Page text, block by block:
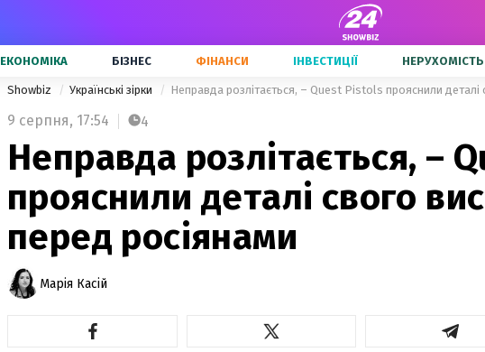
ЕКОНОМІКА БІЗНЕС ФІНАНСИ ІНВЕСТИЦІЇ НЕРУХОМІСТЬ
Showbiz Українські зірки Неправда розлітається, – Quest Pistols прояснили деталі
9 серпня, 17:54 4
Неправда розлітається, –
прояснили деталі свого
перед росіянами
Марія Касій